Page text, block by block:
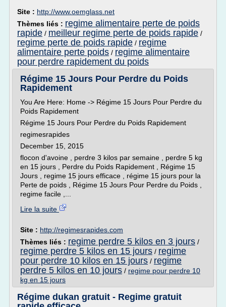
Site : http://www.oemglass.net
Thèmes liés : regime alimentaire perte de poids
rapide / meilleur regime perte de poids rapide /
regime perte de poids rapide / regime
alimentaire perte poids / regime alimentaire
pour perdre rapidement du poids
Régime 15 Jours Pour Perdre du Poids
Rapidement
You Are Here: Home -> Régime 15 Jours Pour Perdre du
Poids Rapidement
Régime 15 Jours Pour Perdre du Poids Rapidement
regimesrapides
December 15, 2015
flocon d'avoine , perdre 3 kilos par semaine , perdre 5 kg
en 15 jours , Perdre du Poids Rapidement , Régime 15
Jours , regime 15 jours efficace , régime 15 jours pour la
Perte de poids , Régime 15 Jours Pour Perdre du Poids ,
regime facile ,...
Lire la suite
Site : http://regimesrapides.com
Thèmes liés : regime perdre 5 kilos en 3 jours /
regime perdre 5 kilos en 15 jours / regime
pour perdre 10 kilos en 15 jours / regime
perdre 5 kilos en 10 jours / regime pour perdre 10
kg en 15 jours
Régime dukan gratuit - Regime gratuit